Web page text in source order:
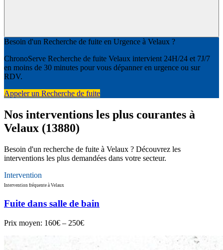
Besoin d'un Recherche de fuite en Urgence à Velaux ?
ChronoServe Recherche de fuite Velaux intervient 24H/24 et 7J/7
en moins de 30 minutes pour vous dépanner en urgence ou sur
RDV.
Appeler un Recherche de fuite
Nos interventions les plus courantes à
Velaux (13880)
Besoin d'un recherche de fuite à Velaux ? Découvrez les
interventions les plus demandées dans votre secteur.
Intervention
Intervention fréquente à Velaux
Fuite dans salle de bain
Prix moyen: 160€ – 250€